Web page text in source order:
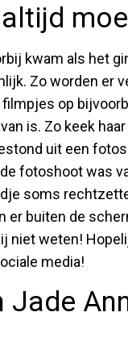
kwam als het
Zo worden er
op
is. Zo keek
uit een
fotoshoot was
soms
er buiten de
niet weten!
media!
Jade